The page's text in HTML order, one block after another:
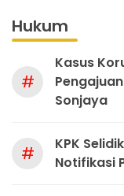
Hukum
#
Kasus
Sonjaya
#
KPK
Notifikasi